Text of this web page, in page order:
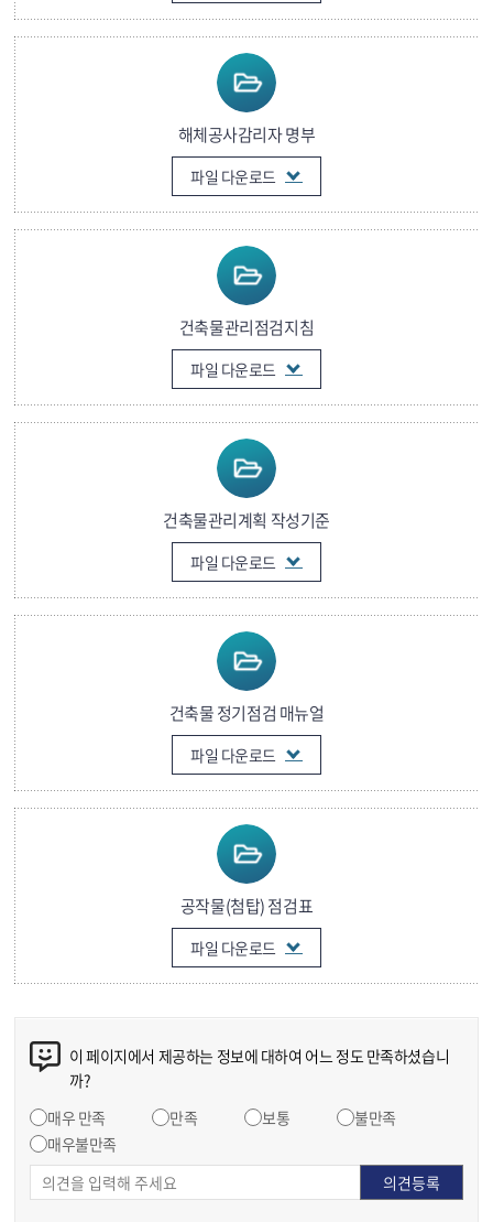
해체공사감리자 명부
파일 다운로드
건축물관리점검지침
파일 다운로드
건축물관리계획 작성기준
파일 다운로드
건축물 정기점검 매뉴얼
파일 다운로드
공작물(첨탑) 점검표
파일 다운로드
이 페이지에서 제공하는 정보에 대하여 어느 정도 만족하셨습니
까?
매우 만족
만족 보통
불만족
매우불만족